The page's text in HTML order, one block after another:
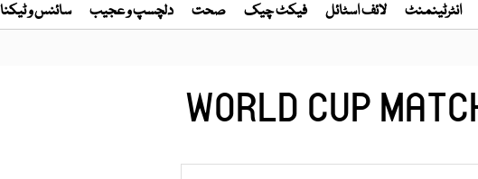
انٹرٹینمنٹ لائف اسٹائل فیکٹ چیک صحت دلچسپ و عجیب سائنس و
WORLD CUP